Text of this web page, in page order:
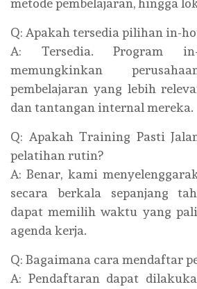
metode pembelajaran, hingga
Q: Apakah tersedia pilihan in-
A: Tersedia. Program
memungkinkan
pembelajaran yang lebih
dan tantangan internal mereka.
Q: Apakah Training Pasti
pelatihan rutin?
A: Benar, kami
secara berkala sepanjang
dapat memilih waktu yang
agenda kerja.
Q: Bagaimana cara mendaftar
A: Pendaftaran dapat